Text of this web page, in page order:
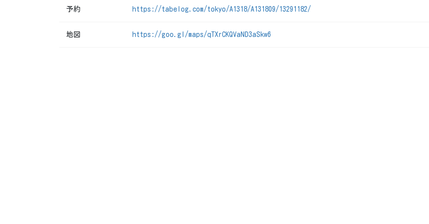
予約 https://tabelog.com/tokyo/A1318/A131809/13291182/
地図 https://goo.gl/maps/qTXrCKQVaND3aSkw6